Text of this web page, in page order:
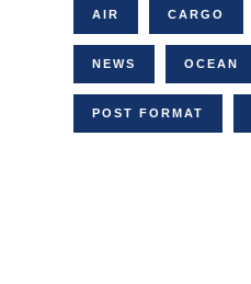
AIR CARGO
NEWS OCEAN
POST FORMAT